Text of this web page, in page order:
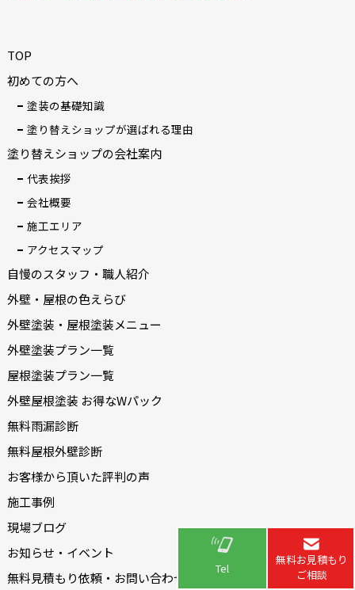
無料お見積もり
ご相談
Tel
TOP
初めての方へ
塗装の基礎知識
塗り替えショップが選ばれる理由
塗り替えショップの会社案内
代表挨拶
会社概要
施工エリア
アクセスマップ
自慢のスタッフ・職人紹介
外壁・屋根の色えらび
外壁塗装・屋根塗装メニュー
外壁塗装プラン一覧
屋根塗装プラン一覧
外壁屋根塗装 お得なWパック
無料雨漏診断
無料屋根外壁診断
お客様から頂いた評判の声
施工事例
現場ブログ
お知らせ・イベント
無料見積もり依頼・お問い合わせ